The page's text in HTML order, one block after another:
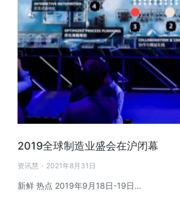
2019全球制造业盛会在沪闭幕
资讯慧 2021年8月31日
新鲜 热点 2019年9月18日-19日…